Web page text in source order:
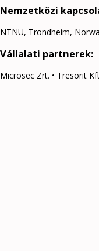
Nemzetközi
NTNU, Trondheim,
Vállalati partnerek:
Microsec Zrt. • Tresorit